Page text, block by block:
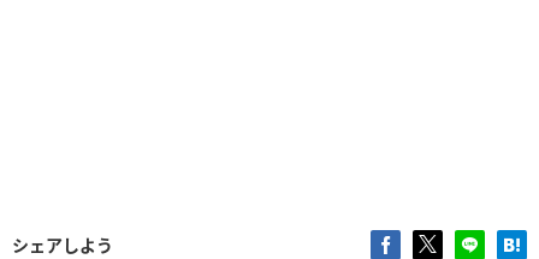
シェアしよう